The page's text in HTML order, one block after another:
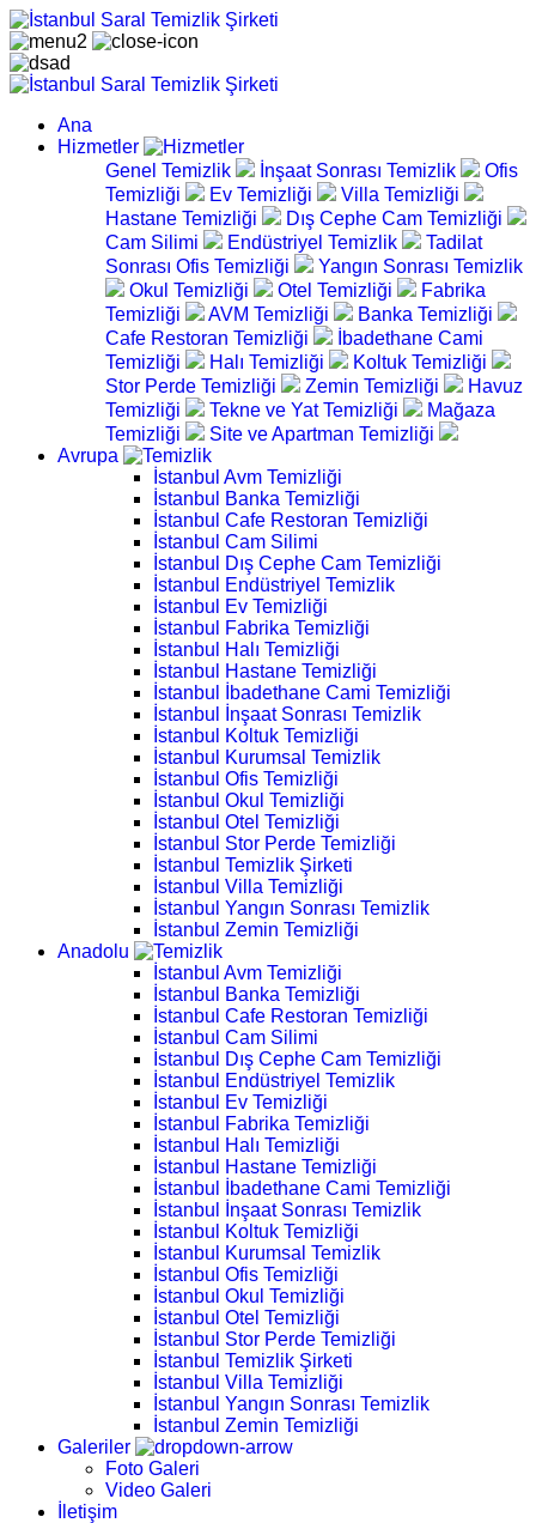
Ana
Hizmetler
Genel Temizlik
İnşaat Sonrası Temizlik
Ofis
Temizliği
Ev Temizliği
Villa Temizliği
Hastane Temizliği
Dış Cephe Cam Temizliği
Cam Silimi
Endüstriyel Temizlik
Tadilat
Sonrası Ofis Temizliği
Yangın Sonrası Temizlik
Okul Temizliği
Otel Temizliği
Fabrika
Temizliği
AVM Temizliği
Banka Temizliği
Cafe Restoran Temizliği
İbadethane Cami
Temizliği
Halı Temizliği
Koltuk Temizliği
Stor Perde Temizliği
Zemin Temizliği
Havuz
Temizliği
Tekne ve Yat Temizliği
Mağaza
Temizliği
Site ve Apartman Temizliği
Avrupa
İstanbul Avm Temizliği
İstanbul Banka Temizliği
İstanbul Cafe Restoran Temizliği
İstanbul Cam Silimi
İstanbul Dış Cephe Cam Temizliği
İstanbul Endüstriyel Temizlik
İstanbul Ev Temizliği
İstanbul Fabrika Temizliği
İstanbul Halı Temizliği
İstanbul Hastane Temizliği
İstanbul İbadethane Cami Temizliği
İstanbul İnşaat Sonrası Temizlik
İstanbul Koltuk Temizliği
İstanbul Kurumsal Temizlik
İstanbul Ofis Temizliği
İstanbul Okul Temizliği
İstanbul Otel Temizliği
İstanbul Stor Perde Temizliği
İstanbul Temizlik Şirketi
İstanbul Villa Temizliği
İstanbul Yangın Sonrası Temizlik
İstanbul Zemin Temizliği
Anadolu
İstanbul Avm Temizliği
İstanbul Banka Temizliği
İstanbul Cafe Restoran Temizliği
İstanbul Cam Silimi
İstanbul Dış Cephe Cam Temizliği
İstanbul Endüstriyel Temizlik
İstanbul Ev Temizliği
İstanbul Fabrika Temizliği
İstanbul Halı Temizliği
İstanbul Hastane Temizliği
İstanbul İbadethane Cami Temizliği
İstanbul İnşaat Sonrası Temizlik
İstanbul Koltuk Temizliği
İstanbul Kurumsal Temizlik
İstanbul Ofis Temizliği
İstanbul Okul Temizliği
İstanbul Otel Temizliği
İstanbul Stor Perde Temizliği
İstanbul Temizlik Şirketi
İstanbul Villa Temizliği
İstanbul Yangın Sonrası Temizlik
İstanbul Zemin Temizliği
Galeriler
Foto Galeri
Video Galeri
İletişim